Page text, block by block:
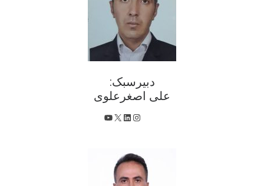
دبیرسبک:
علی اصغرعلوی
اینستاگرم
لینکداین
X یوتیوب